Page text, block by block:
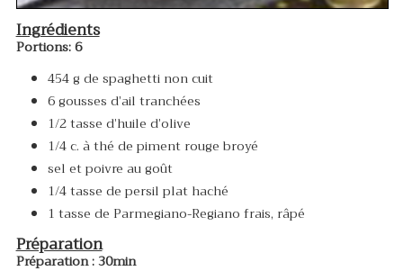
Ingrédients
Portions: 6
454 g de spaghetti non cuit
6 gousses d’ail tranchées
1/2 tasse d’huile d’olive
1/4 c. à thé de piment rouge broyé
sel et poivre au goût
1/4 tasse de persil plat haché
1 tasse de Parmegiano-Regiano frais, râpé
Préparation
Préparation : 30min